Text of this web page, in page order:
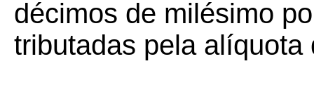
décimos de milésimo
tributadas pela